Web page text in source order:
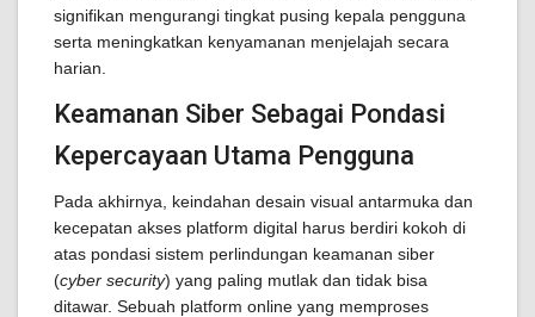
signifikan mengurangi tingkat pusing kepala pengguna
serta meningkatkan kenyamanan menjelajah secara
harian.
Keamanan Siber Sebagai Pondasi
Kepercayaan Utama Pengguna
Pada akhirnya, keindahan desain visual antarmuka dan
kecepatan akses platform digital harus berdiri kokoh di
atas pondasi sistem perlindungan keamanan siber
(cyber security) yang paling mutlak dan tidak bisa
ditawar. Sebuah platform online yang memproses